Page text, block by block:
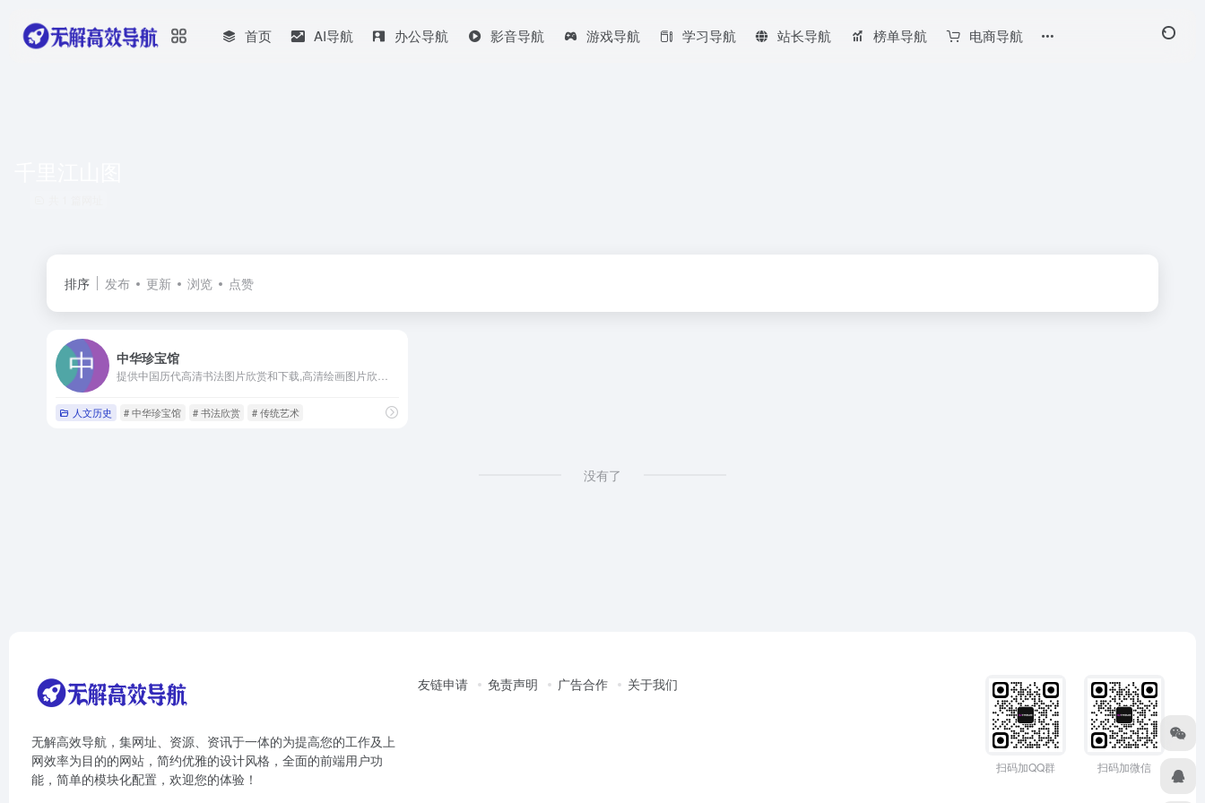
首页 AI导航 办公导航 影音导航 游戏导航 学习导航 站长导航 榜单导航 电商导航
排序 发布 更新 浏览 点赞
中华珍宝馆
人文历史 # 中华珍宝馆 # 书法欣赏 # 传统艺术
没有了
无解高效导航，集网址、资源、资讯于一体的为提高您的工作及上
网效率为目的的网站，简约优雅的设计风格，全面的前端用户功
能，简单的模块化配置，欢迎您的体验！
友链申请 免责声明 广告合作 关于我们
扫码加QQ群 扫码加微信